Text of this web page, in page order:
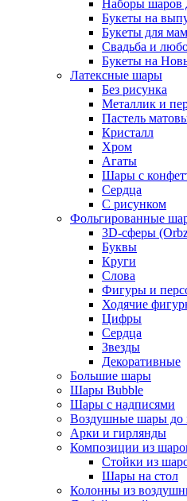
Наборы шаров
Букеты на
Букеты для
Свадьба и
Букеты на
Латексные шары
Без рисунка
Металлик и
Пастель
Кристалл
Хром
Агаты
Шары с
Сердца
С рисунком
Фольгированные
3D-сферы
Буквы
Круги
Слова
Фигуры и
Ходячие
Цифры
Сердца
Звезды
Декоративные
Большие шары
Шары Bubble
Шары с надписями
Воздушные шары до
Арки и гирлянды
Композиции из
Стойки из
Шары на стол
Колонны из